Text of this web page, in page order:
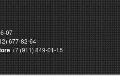
07
677-82-64
+7 (911) 849-01-15